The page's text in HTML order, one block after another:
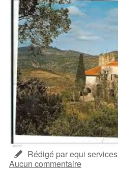
Rédigé par equi services
Aucun commentaire